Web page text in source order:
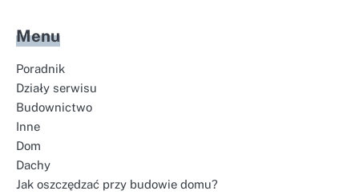
Menu
Poradnik
Działy serwisu
Budownictwo
Inne
Dom
Dachy
Jak oszczędzać przy budowie domu?